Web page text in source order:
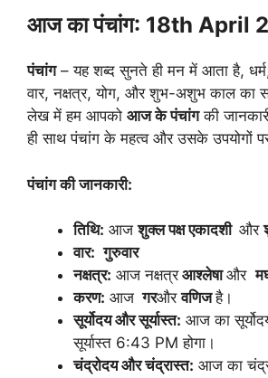
आज का पंचांग: 18th April
पंचांग– यह शब्द सुनते ही मन में आता है, धर्म,
वार, नक्षत्र, योग, और शुभ-अशुभ काल
लेख में हम आपको आज के पंचांगकी
ही साथ पंचांग के महत्व और उसके उपयोगों
पंचांग की जानकारी:
तिथि: आजशुक्ल पक्ष एकादशी और
वार: गुरुवार
नक्षत्र: आज नक्षत्रआश्लेषाऔर
करण: आज गरऔरवणिजहै।
सूर्योदय और सूर्यास्त: आज का
सूर्यास्त 6:43 PM होगा।
चंद्रोदय और चंद्रास्त: आज का